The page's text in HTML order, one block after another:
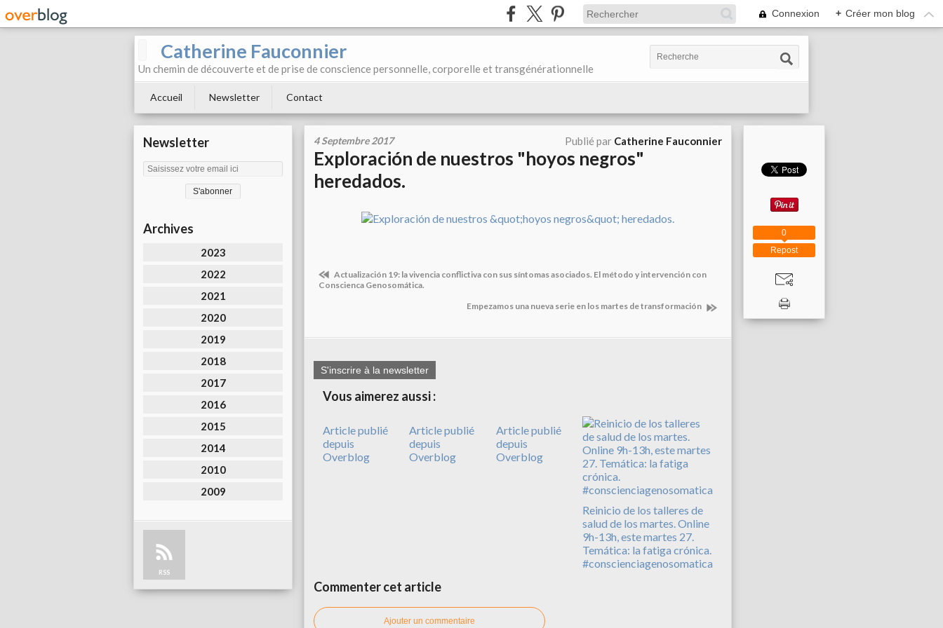
Connexion + Créer mon blog
Catherine Fauconnier
Un chemin de découverte et de prise de conscience personnelle, corporelle et transgénérationnelle
Accueil Newsletter Contact
Newsletter
Archives
2023
2022
2021
2020
2019
2018
2017
2016
2015
2014
2010
2009
RSS
4 Septembre 2017 Publié par Catherine Fauconnier
Exploración de nuestros "hoyos negros"
heredados.
Actualización 19: la vivencia conflictiva con sus síntomas asociados. El método y intervención con
Conscienca Genosomática.
Empezamos una nueva serie en los martes de transformación
S'inscrire à la newsletter
Vous aimerez aussi :
Article publié
depuis
Overblog
Article publié
depuis
Overblog
Article publié
depuis
Overblog
Reinicio de los talleres de
salud de los martes. Online
9h-13h, este martes 27.
Temática: la fatiga crónica.
#conscienciagenosomatica
Commenter cet article
Ajouter un commentaire
Repost
0